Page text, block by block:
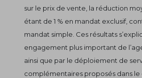
sur le prix de vente, la réduction
étant de 1 % en mandat exclusif,
mandat simple. Ces résultats
engagement plus important de
ainsi que par le déploiement de
complémentaires proposés dans le